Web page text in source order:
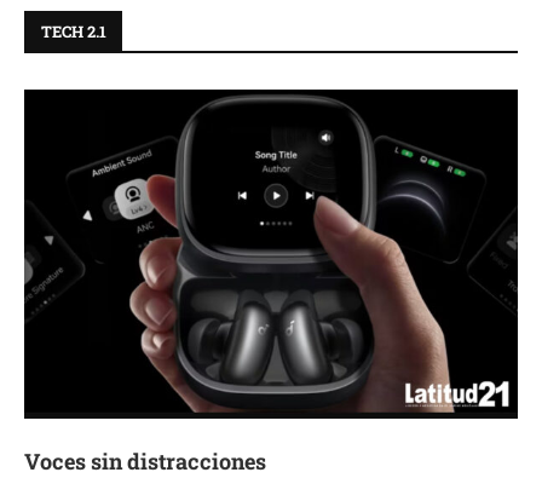
TECH 2.1
Voces sin distracciones